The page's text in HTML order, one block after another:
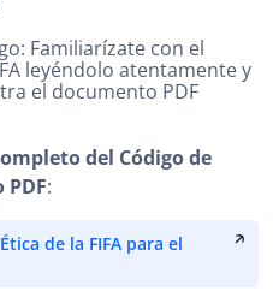
Familiarízate con el
leyéndolo atentamente y
el documento PDF
del Código de
:
de la FIFA para el